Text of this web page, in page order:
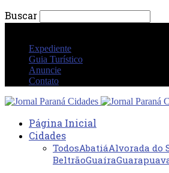
Buscar
Expediente
Guia Turístico
Anuncie
Contato
Página Inicial
Cidades
TodosAbatiáAlvorada do
BeltrãoGuaíra